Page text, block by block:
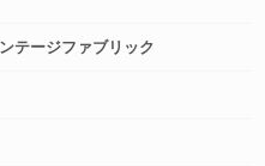
テージファブリック